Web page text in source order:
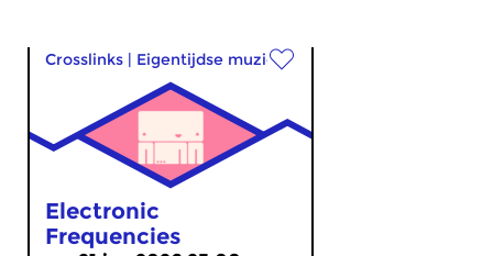
Crosslinks | Eigentijdse muziek
Electronic
Frequencies